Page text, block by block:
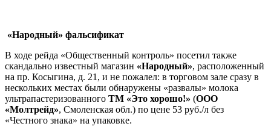
«Народный» фальсификат
В ходе рейда «Общественный контроль» посетил также
скандально известный магазин «Народный», расположенный
на пр. Косыгина, д. 21, и не пожалел: в торговом зале сразу в
нескольких местах были обнаружены «развалы» молока
ультрапастеризованного ТМ «Это хорошо!» (ООО
«Молтрейд», Смоленская обл.) по цене 53 руб./л без
«Честного знака» на упаковке.